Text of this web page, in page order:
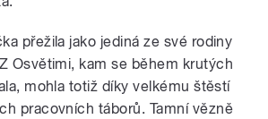
přežila jako jediná ze své rodiny
Osvětimi, kam se během krutých
mohla totiž díky velkému štěstí
pracovních táborů. Tamní vězně